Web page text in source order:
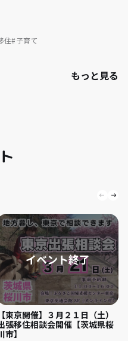
住 子育て
もっと見る
【東京開催】３月２１日（土）
張移住相談会開催【茨城県桜
市】